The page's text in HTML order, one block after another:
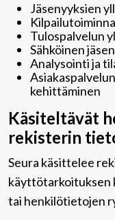
Jäsenyyksien
Tulospalvelun
Sähköinen
Analysointi ja
kehittäminen
Käsiteltävät
rekisterin
Seura käsittelee
käyttötarkoituksen
tai henkilötietojen